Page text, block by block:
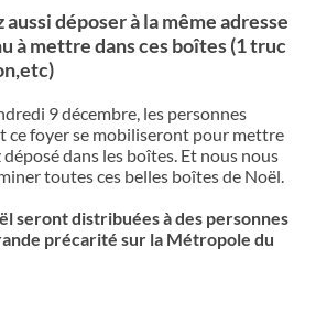
aussi déposer à la même adresse
à mettre dans ces boîtes (1 truc
9 décembre, les personnes
ce foyer se mobiliseront pour mettre
déposé dans les boîtes. Et nous nous
toutes ces belles boîtes de Noël.
seront distribuées à des personnes
précarité sur la Métropole du